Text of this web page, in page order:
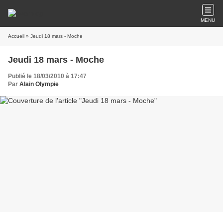
MENU
Accueil » Jeudi 18 mars - Moche
Jeudi 18 mars - Moche
Publié le 18/03/2010 à 17:47
Par Alain Olympie